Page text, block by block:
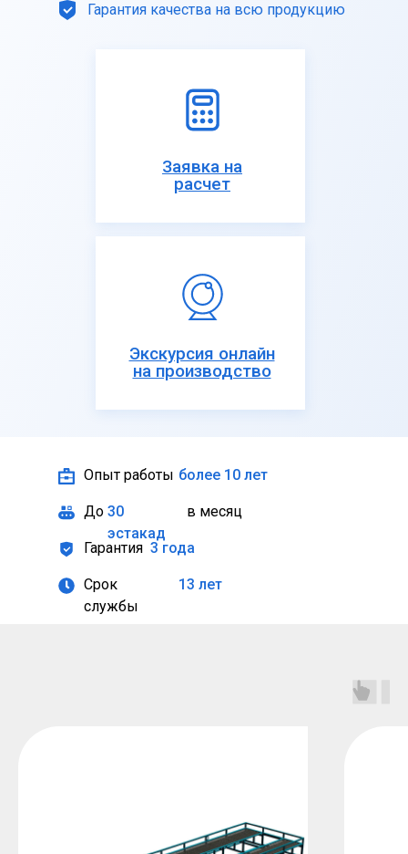
Гарантия качества на всю продукцию
Заявка на
расчет
Экскурсия онлайн
на производство
Опыт работы более 10 лет
в месяц
30
эстакад
До
Гарантия 3 года
Срок
службы
13 лет